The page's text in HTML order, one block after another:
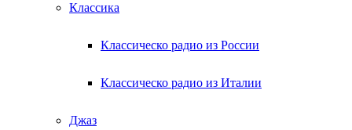
Классика
Классическо радио из России
Классическо радио из Италии
Джаз